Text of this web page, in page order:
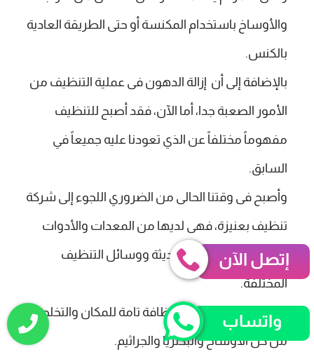
والأوساخ باستخدام المكنسة أو حتى الطريقة العادية
بالكنس.
بالإضافة إلى أن إزالة الدهون فى عملية التنظيف من
الأمور الصعبة جدا، أما الآن، فقد أصبح للتنظيف
مفهوماً مختلفاً عن الذي تعودنا عليه جميعاً في
السابق.
وأصبح فى وقتنا الحالى من الضروري اللجوء إلى شركة
تنظيف بعنيزة، فهى لديها من المعدات والأدوات
المتطورة والتقنيات الحديثة ووسائل التنظيف
المختلفة.
مما يجعلها تضمن لك نظافة تامة للمكان والتخلص
من كل الاوساخ والبكتريا والجراثيم.
إتصل الآن
واتساب